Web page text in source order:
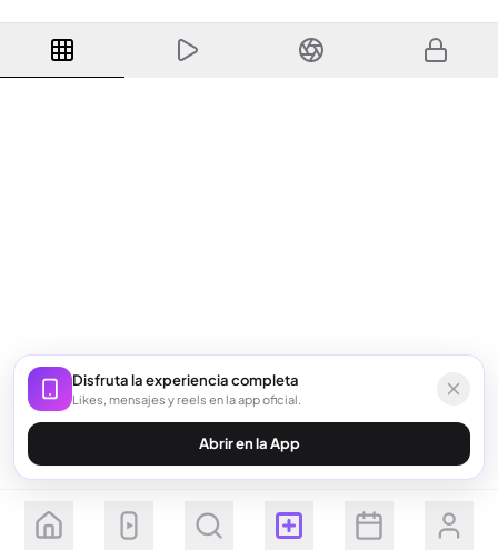
Seguir Suscribirse
Disfruta la experiencia completa
Likes, mensajes y reels en la app oficial.
Abrir en la App